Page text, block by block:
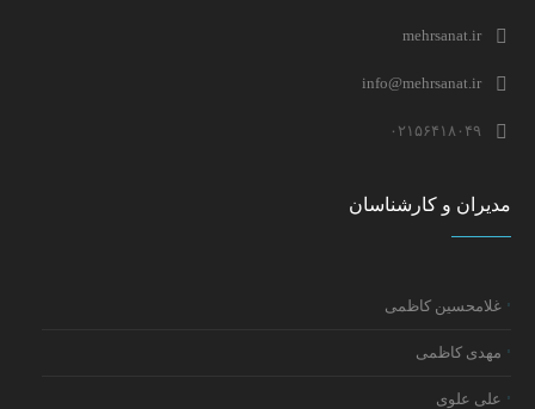
mehrsanat.ir
info@mehrsanat.ir
۰۲۱۵۶۴۱۸۰۴۹
مدیران و کارشناسان
غلامحسین کاظمی
مهدی کاظمی
علی علوی